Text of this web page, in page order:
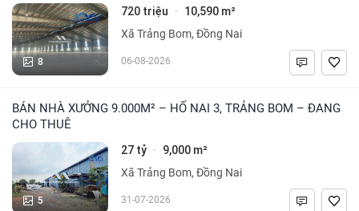
8
720 triệu · 10,590 m²
Xã Trảng Bom, Đồng Nai
06-08-2026
BÁN NHÀ XƯỞNG 9.000M² – HỐ NAI 3, TRẢNG BOM – ĐANG
CHO THUÊ
5
27 tỷ · 9,000 m²
Xã Trảng Bom, Đồng Nai
31-07-2026